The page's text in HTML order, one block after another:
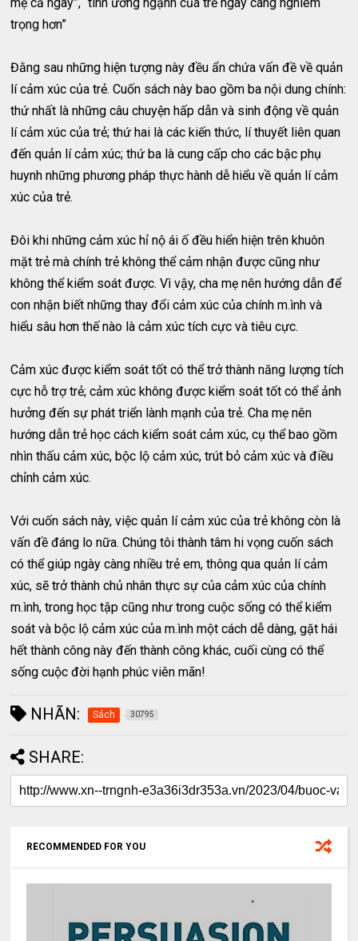
mẹ cả ngày”, “tính ương ngạnh của trẻ ngày càng nghiêm
trọng hơn”
Đằng sau những hiện tượng này đều ẩn chứa vấn đề về quản
lí cảm xúc của trẻ. Cuốn sách này bao gồm ba nội dung chính:
thứ nhất là những câu chuyện hấp dẫn và sinh động về quản
lí cảm xúc của trẻ; thứ hai là các kiến thức, lí thuyết liên quan
đến quản lí cảm xúc; thứ ba là cung cấp cho các bậc phụ
huynh những phương pháp thực hành dễ hiểu về quản lí cảm
xúc của trẻ.
Đôi khi những cảm xúc hỉ nộ ái ố đều hiển hiện trên khuôn
mặt trẻ mà chính trẻ không thể cảm nhận được cũng như
không thể kiểm soát được. Vì vậy, cha mẹ nên hướng dẫn để
con nhận biết những thay đổi cảm xúc của chính m.ình và
hiểu sâu hơn thế nào là cảm xúc tích cực và tiêu cực.
Cảm xúc được kiểm soát tốt có thể trở thành năng lượng tích
cực hỗ trợ trẻ; cảm xúc không được kiểm soát tốt có thể ảnh
hưởng đến sự phát triển lành mạnh của trẻ. Cha mẹ nên
hướng dẫn trẻ học cách kiểm soát cảm xúc, cụ thể bao gồm
nhìn thấu cảm xúc, bộc lộ cảm xúc, trút bỏ cảm xúc và điều
chỉnh cảm xúc.
Với cuốn sách này, việc quản lí cảm xúc của trẻ không còn là
vấn đề đáng lo nữa. Chúng tôi thành tâm hi vọng cuốn sách
có thể giúp ngày càng nhiều trẻ em, thông qua quản lí cảm
xúc, sẽ trở thành chủ nhân thực sự của cảm xúc của chính
m.ình, trong học tập cũng như trong cuộc sống có thể kiểm
soát và bộc lộ cảm xúc của m.ình một cách dễ dàng, gặt hái
hết thành công này đến thành công khác, cuối cùng có thể
sống cuộc đời hạnh phúc viên mãn!
NHÃN: Sách 30795
SHARE:
RECOMMENDED FOR YOU